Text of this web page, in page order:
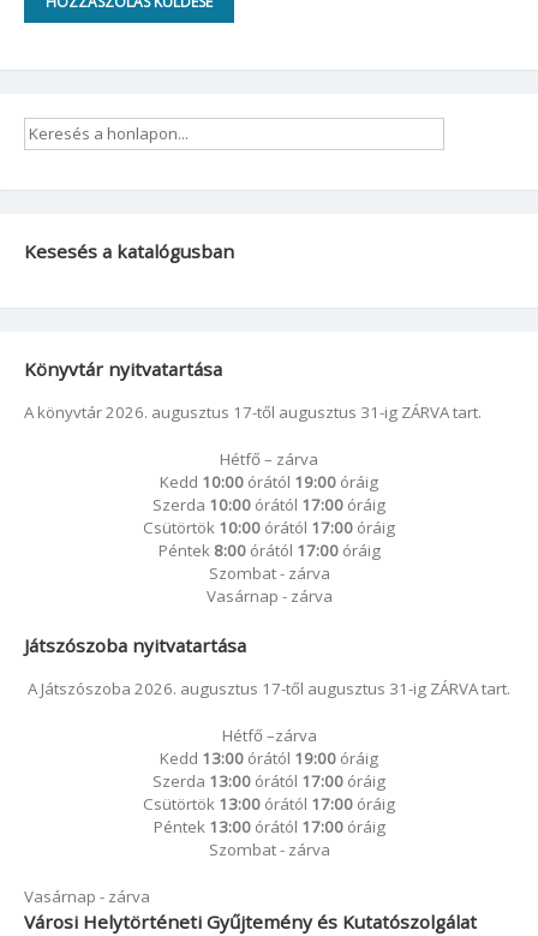
Kesesés a katalógusban
Könyvtár nyitvatartása
A könyvtár 2026. augusztus 17-től augusztus 31-ig ZÁRVA tart.
Hétfő – zárva
Kedd 10:00 órától 19:00 óráig
Szerda 10:00 órától 17:00 óráig
Csütörtök 10:00 órától 17:00 óráig
Péntek 8:00órától 17:00óráig
Szombat - zárva
Vasárnap - zárva
Játszószoba nyitvatartása
A Játszószoba 2026. augusztus 17-től augusztus 31-ig ZÁRVA tart.
Hétfő –zárva
Kedd 13:00 órától 19:00 óráig
Szerda 13:00 órától 17:00 óráig
Csütörtök 13:00 órától 17:00 óráig
Péntek 13:00órától 17:00óráig
Szombat - zárva
Vasárnap - zárva
Városi Helytörténeti Gyűjtemény és Kutatószolgálat